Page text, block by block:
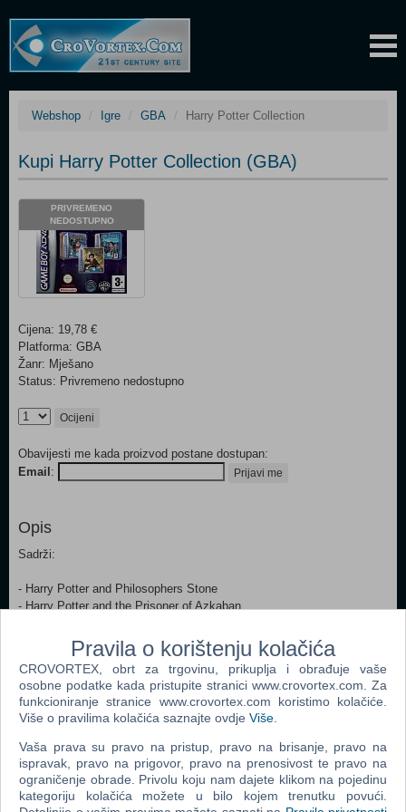
Webshop Igre GBA Harry Potter Collection
Kupi Harry Potter Collection (GBA)
PRIVREMENO
NEDOSTUPNO
Cijena: 19,78 €
Platforma: GBA
Žanr: Mješano
Status: Privremeno nedostupno
Ocijeni
Obavijesti me kada proizvod postane dostupan:
Email : Prijavi me
Opis
Sadrži:
- Harry Potter and Philosophers Stone
- Harry Potter and the Prisoner of Azkaban
Popularno
Cartoon Network Double Game Pack (GBA)
Pravila o korištenju kolačića
CROVORTEX, obrt za trgovinu, prikuplja i obrađuje vaše
osobne podatke kada pristupite stranici www.crovortex.com. Za
funkcioniranje stranice www.crovortex.com koristimo kolačiće.
Više o pravilima kolačića saznajte ovdje Više
Vaša prava su pravo na pristup, pravo na brisanje, pravo na
ispravak, pravo na prigovor, pravo na prenosivost te pravo na
ograničenje obrade. Privolu koju nam dajete klikom na pojedinu
kategoriju kolačića možete u bilo kojem trenutku povući.